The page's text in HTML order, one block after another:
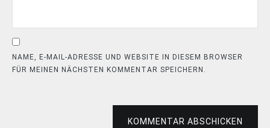
NAME, E-MAIL-ADRESSE UND WEBSITE IN DIESEM BROWSER
FÜR MEINEN NÄCHSTEN KOMMENTAR SPEICHERN.
KOMMENTAR ABSCHICKEN